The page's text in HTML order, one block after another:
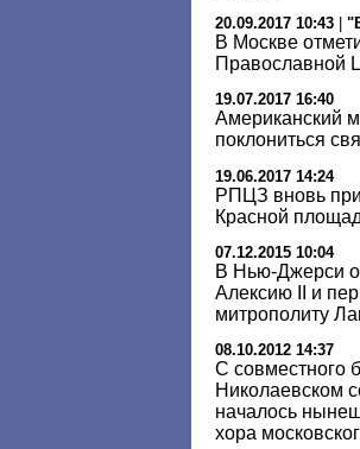
20.09.2017 10:43
В Москве
Православной
19.07.2017 16:40
Американский
поклониться
19.06.2017 14:24
РПЦЗ вновь
Красной
07.12.2015 10:04
В Нью-Джерси
Алексию II и
митрополиту
08.10.2012 14:37
С совместного
Николаевском
началось
хора